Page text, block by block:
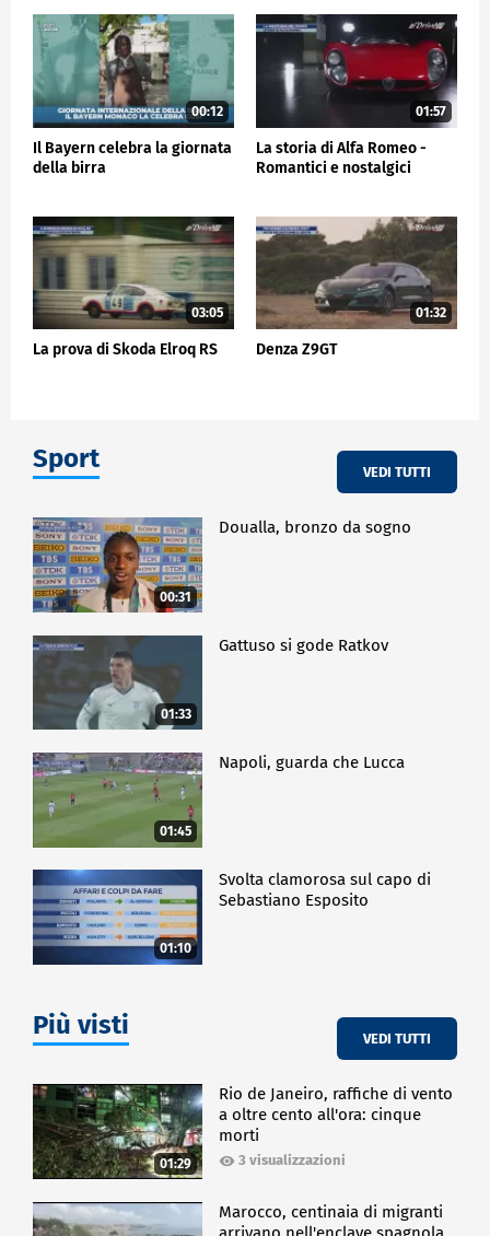
00:12
Il Bayern celebra la giornata
della birra
01:57
La storia di Alfa Romeo -
Romantici e nostalgici
03:05
La prova di Skoda Elroq RS
01:32
Denza Z9GT
Sport VEDI TUTTI
00:31
Doualla, bronzo da sogno
01:33
Gattuso si gode Ratkov
01:45
Napoli, guarda che Lucca
01:10
Svolta clamorosa sul capo di
Sebastiano Esposito
Più visti VEDI TUTTI
01:29
Rio de Janeiro, raffiche di vento
a oltre cento all'ora: cinque
morti
3 visualizzazioni
Marocco, centinaia di migranti